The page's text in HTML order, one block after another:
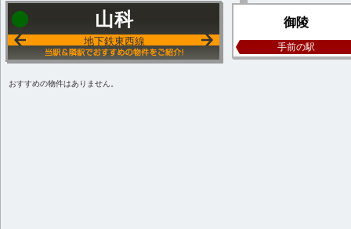
山科
地下鉄東西線
御陵
手前の駅
おすすめの物件はありません。